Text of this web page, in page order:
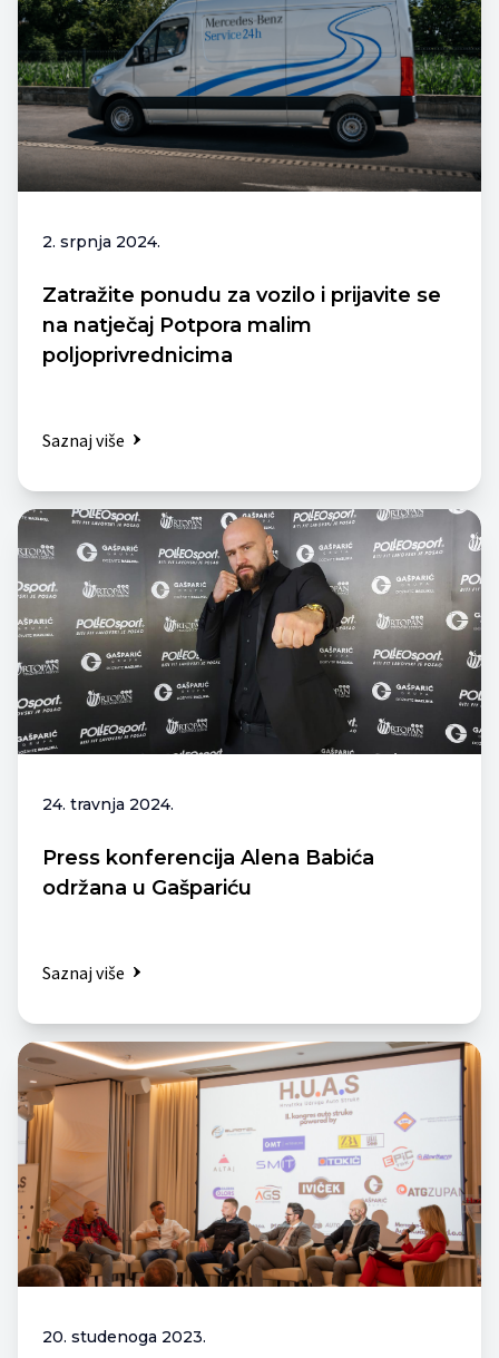
2. srpnja 2024.
Zatražite ponudu za vozilo i prijavite se
na natječaj Potpora malim
poljoprivrednicima
Saznaj više
24. travnja 2024.
Press konferencija Alena Babića
održana u Gašpariću
Saznaj više
20. studenoga 2023.